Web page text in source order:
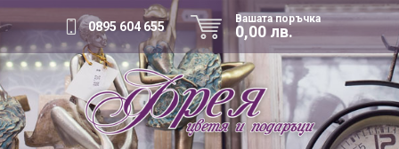
0895 604 655
Вашата поръчка
0,00 лв.